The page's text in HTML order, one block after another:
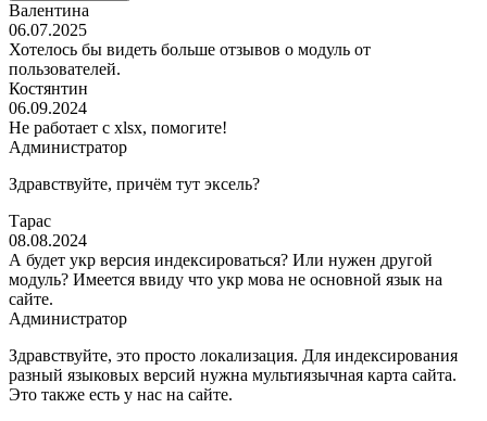
Валентина
06.07.2025
Хотелось бы видеть больше отзывов о модуль от
пользователей.
Костянтин
06.09.2024
Не работает с xlsx, помогите!
Администратор
Здравствуйте, причём тут эксель?
Тарас
08.08.2024
А будет укр версия индексироваться? Или нужен другой
модуль? Имеется ввиду что укр мова не основной язык на
сайте.
Администратор
Здравствуйте, это просто локализация. Для индексирования
разный языковых версий нужна мультиязычная карта сайта.
Это также есть у нас на сайте.